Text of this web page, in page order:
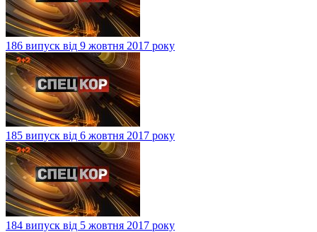
186 випуск від 9 жовтня 2017 року
185 випуск від 6 жовтня 2017 року
184 випуск від 5 жовтня 2017 року